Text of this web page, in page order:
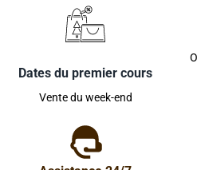
Dates du premier cours
Vente du week-end